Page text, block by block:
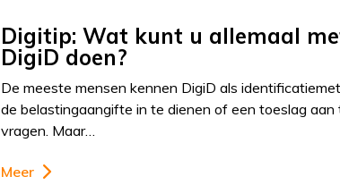
Digitip: Wat kunt u allemaal
DigiD doen?
De meeste mensen kennen DigiD als
de belastingaangifte in te dienen of een toeslag aan
vragen. Maar…
Meer